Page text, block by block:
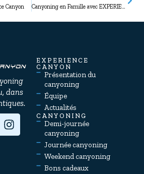
Canyon Canyoning en Famille avec EXPERIENCE Canyon dans la Vallée d’Ossau : Une Aventure Inoubliable pour Tous les Âges
dans
EXPERIENCE
CANYON
Présentation du
canyoning
Équipe
Actualités
CANYONING
Demi-journée
canyoning
Journée canyoning
Weekend canyoning
Bons cadeaux